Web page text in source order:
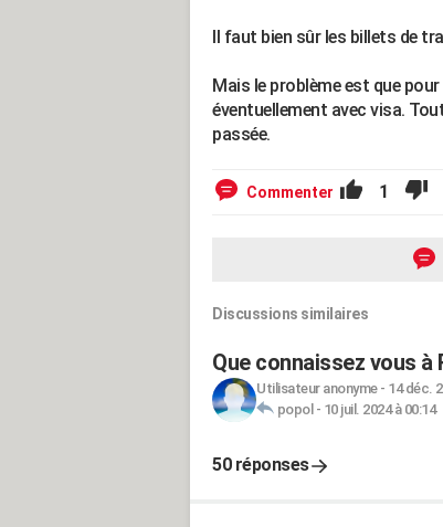
Il faut bien sûr les billets de
Mais le problème est que
éventuellement avec visa.
passée.
Commenter 1
Discussions similaires
Que connaissez vous
Utilisateur anonyme- 14 déc.
popol - 10 juil. 2024 à 00:14
50 réponses